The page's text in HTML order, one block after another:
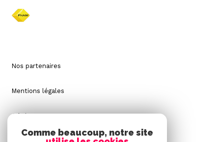
Nos partenaires
Mentions légales
Admin
Comme beaucoup, notre site